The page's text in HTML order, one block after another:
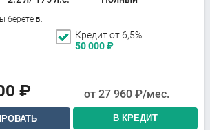
берете в:
Кредит от 6,5%
50 000₽
₽ от 27 960 ₽/мес.
В КРЕДИТ